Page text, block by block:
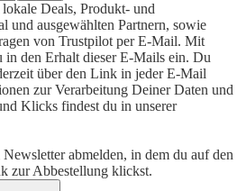
Deals, Produkt- und
und ausgewählten Partnern, sowie
von Trustpilot per E-Mail. Mit
den Erhalt dieser E-Mails ein. Du
über den Link in jeder E-Mail
zur Verarbeitung Deiner Daten und
Klicks findest du in unserer
abmelden, in dem du auf den
zur Abbestellung klickst.